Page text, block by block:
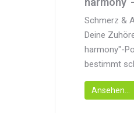
Schmerz &
Deine
harmony"-
bestimmt
Ansehen...